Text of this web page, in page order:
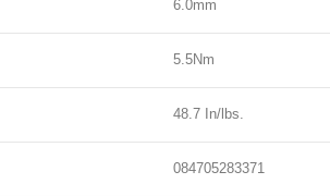
6.0mm
5.5Nm
48.7 In/lbs.
084705283371